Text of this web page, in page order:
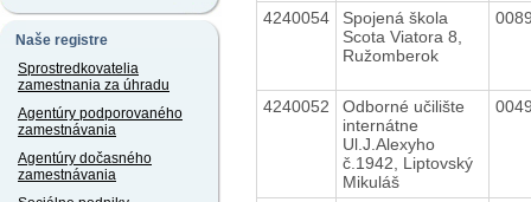
Naše registre
Sprostredkovatelia
zamestnania za úhradu
Agentúry podporovaného
zamestnávania
Agentúry dočasného
zamestnávania
4240054
Spojená škola
Scota Viatora 8,
Ružomberok
4240052
Odborné učilište
internátne
Ul.J.Alexyho
č.1942, Liptovský
Mikuláš